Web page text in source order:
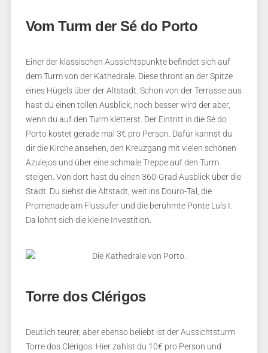
Vom Turm der Sé do Porto
Einer der klassischen Aussichtspunkte befindet sich auf
dem Turm von der Kathedrale. Diese thront an der Spitze
eines Hügels über der Altstadt. Schon von der Terrasse aus
hast du einen tollen Ausblick, noch besser wird der aber,
wenn du auf den Turm kletterst. Der Eintritt in die Sé do
Porto kostet gerade mal 3€ pro Person. Dafür kannst du
dir die Kirche ansehen, den Kreuzgang mit vielen schönen
Azulejos und über eine schmale Treppe auf den Turm
steigen. Von dort hast du einen 360-Grad Ausblick über die
Stadt. Du siehst die Altstadt, weit ins Douro-Tal, die
Promenade am Flussufer und die berühmte Ponte Luís I.
Da lohnt sich die kleine Investition.
Torre dos Clérigos
Deutlich teurer, aber ebenso beliebt ist der Aussichtsturm
Torre dos Clérigos. Hier zahlst du 10€ pro Person und